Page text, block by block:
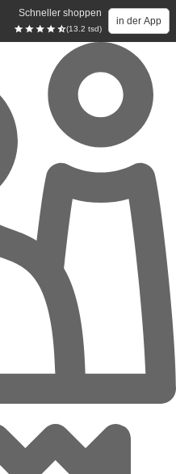
Schneller shoppen
(13.2 tsd)
in der App